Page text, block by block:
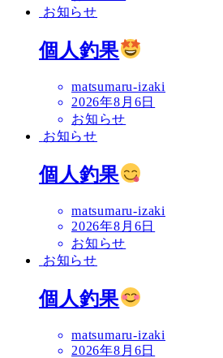
お知らせ
個人釣果
matsumaru-izaki
2026年8月6日
お知らせ
お知らせ
個人釣果
matsumaru-izaki
2026年8月6日
お知らせ
お知らせ
個人釣果
matsumaru-izaki
2026年8月6日